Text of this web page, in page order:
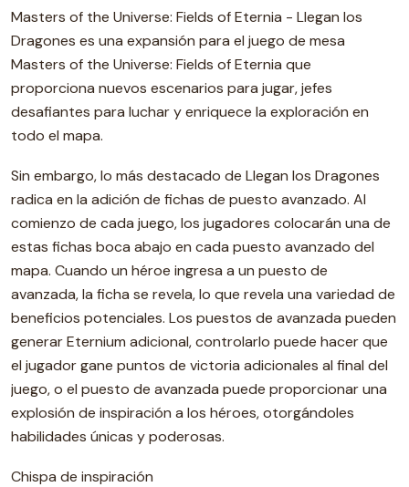
Masters of the Universe: Fields of Eternia - Llegan los
Dragones es una expansión para el juego de mesa
Masters of the Universe: Fields of Eternia que
proporciona nuevos escenarios para jugar, jefes
desafiantes para luchar y enriquece la exploración en
todo el mapa.
Sin embargo, lo más destacado de Llegan los Dragones
radica en la adición de fichas de puesto avanzado. Al
comienzo de cada juego, los jugadores colocarán una de
estas fichas boca abajo en cada puesto avanzado del
mapa. Cuando un héroe ingresa a un puesto de
avanzada, la ficha se revela, lo que revela una variedad de
beneficios potenciales. Los puestos de avanzada pueden
generar Eternium adicional, controlarlo puede hacer que
el jugador gane puntos de victoria adicionales al final del
juego, o el puesto de avanzada puede proporcionar una
explosión de inspiración a los héroes, otorgándoles
habilidades únicas y poderosas.
Chispa de inspiración